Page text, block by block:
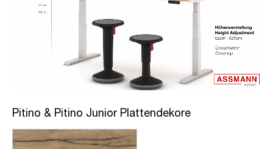
Pitino & Pitino Junior Plattendekore